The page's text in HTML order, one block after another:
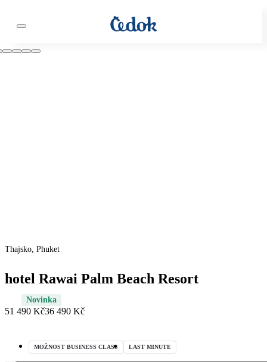
Thajsko, Phuket
hotel Rawai Palm Beach Resort
Novinka
51 490 Kč36 490 Kč
MOŽNOST BUSINESS CLASS LAST MINUTE